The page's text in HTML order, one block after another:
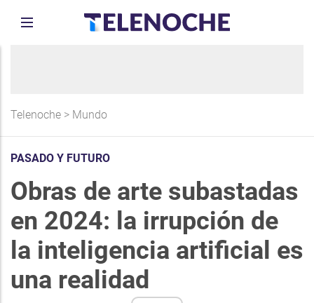
Telenoche > Mundo
PASADO Y FUTURO
Obras de arte subastadas
en 2024: la irrupción de
la inteligencia artificial es
una realidad